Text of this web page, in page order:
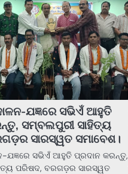
ଯଜ୍ଞରେ ସଭିଏଁ ଆହୁତି
ସମ୍ବଲପୁରୀ ସାହିତ୍ୟ
ସାରସ୍ୱତ ସମାବେଶ।
ଯଜ୍ଞରେ ସଭିଏଁ ଆହୁତି ପ୍ରଦାନ କରନ୍ତୁ,
ପରିଷଦ, ବରଗଡ଼ର ସାରସ୍ୱତ